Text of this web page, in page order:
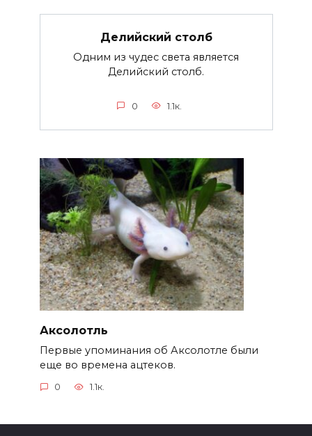
Делийский столб
Одним из чудес света является
Делийский столб.
0 1.1к.
Аксолотль
Первые упоминания об Аксолотле были
еще во времена ацтеков.
0 1.1к.